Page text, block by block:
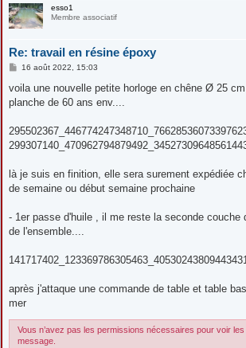
esso1
Membre associatif
Re: travail en résine époxy
M
s
a
16 août 2022, 15:03
voila une nouvelle petite horloge en chêne Ø 25 cm
planche de 60 ans env....
là je suis en finition, elle sera surement expédiée
de semaine ou début semaine prochaine
- 1er passe d'huile , il me reste la seconde couche
de l'ensemble....
après j'attaque une commande de table et table
mer
Vous n’avez pas les permissions nécessaires pour voir
message.